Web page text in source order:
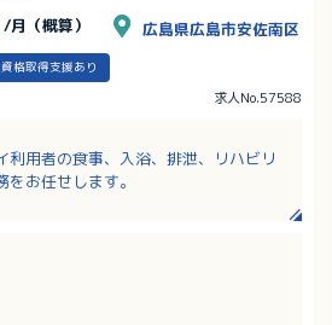
/月（概算） 広島県広島市安佐南区
資格取得支援あり
求人No.57588
利用者の食事、入浴、排泄、リハビリ
をお任せします。